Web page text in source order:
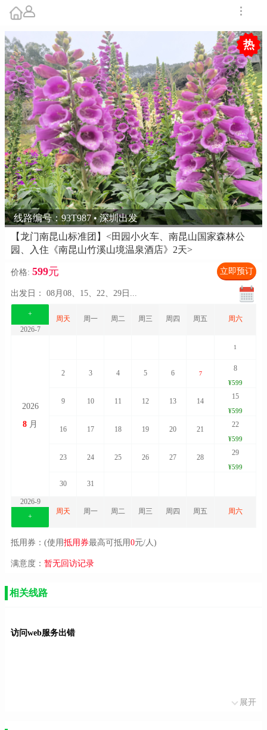
线路编号：93T987 • 深圳出发
【龙门南昆山标准团】<田园小火车、南昆山国家森林公
园、入住《南昆山竹溪山境温泉酒店》2天>
热
价格: 599元 立即预订
出发日： 08月08、15、22、29日 ...
+
2026-7
周天 周一 周二 周三 周四 周五 周六
2026
8 月
1
2 3 4 5 6 7
8
¥599
9 10 11 12 13 14
15
¥599
16 17 18 19 20 21
22
¥599
23 24 25 26 27 28
29
¥599
30 31
2026-9
+
周天 周一 周二 周三 周四 周五 周六
抵用券：(使用抵用券最高可抵用0元/人)
满意度： 暂无回访记录
相关线路
访问web服务出错
展开